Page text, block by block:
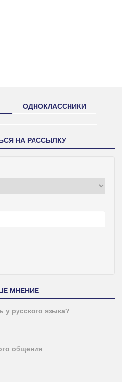
ОДНОКЛАССНИКИ
НА РАССЫЛКУ
МНЕНИЕ
у русского языка?
общения